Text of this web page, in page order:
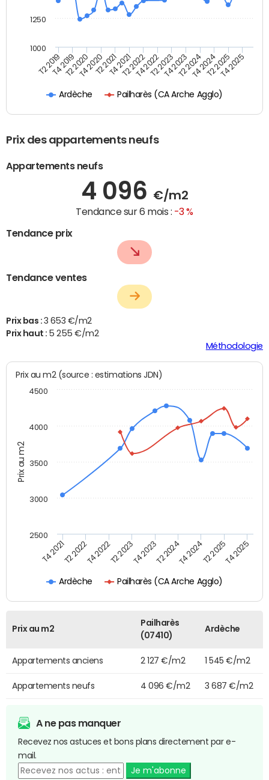
Ardèche Pailharès (CA Arche Agglo)
T2 2019T4 2019T2 2020T4 2020T2 2021T4 2021T2 2022T4 2022T2 2023T4 2023T2 2024T4 2024T2 2025T4 2025
1000
1250
Prix des appartements neufs
Appartements neufs
4 096 €/m2
Tendance sur 6 mois : -3 %
Tendance prix
Tendance ventes
Prix bas : 3 653 €/m2
Prix haut : 5 255 €/m2
Méthodologie
Prix au m2
Prix au m2 (source : estimations JDN)
Ardèche Pailharès (CA Arche Agglo)
T4 2021T2 2022T4 2022T2 2023T4 2023T2 2024T4 2024T2 2025T4 2025
3000
3500
4000
4500
2500
Prix au m2
Pailharès
(07410)
Ardèche
Appartements anciens 2 127 €/m2 1 545 €/m2
Appartements neufs 4 096 €/m2 3 687 €/m2
A ne pas manquer
Recevez nos astuces et bons plans directement par e-
mail.
Je m'abonne